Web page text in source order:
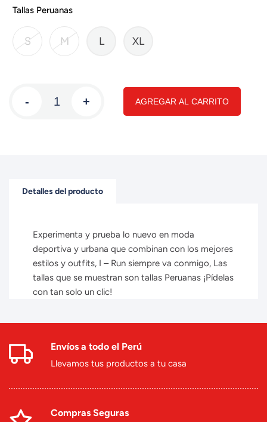
Tallas Peruanas
S M L XL
- + AGREGAR AL CARRITO
Detalles del producto
Experimenta y prueba lo nuevo en moda
deportiva y urbana que combinan con los mejores
estilos y outfits, I – Run siempre va conmigo, Las
tallas que se muestran son tallas Peruanas ¡Pídelas
con tan solo un clic!
Envíos a todo el Perú
Llevamos tus productos a tu casa
Compras Seguras